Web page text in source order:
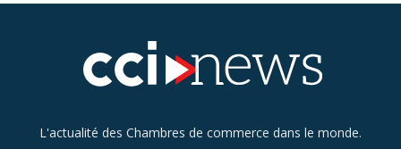
L'actualité des Chambres de commerce dans le monde.